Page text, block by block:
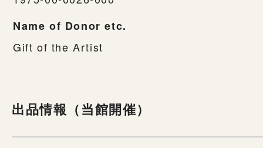
Name of Donor etc.
Gift of the Artist
出品情報（当館開催）